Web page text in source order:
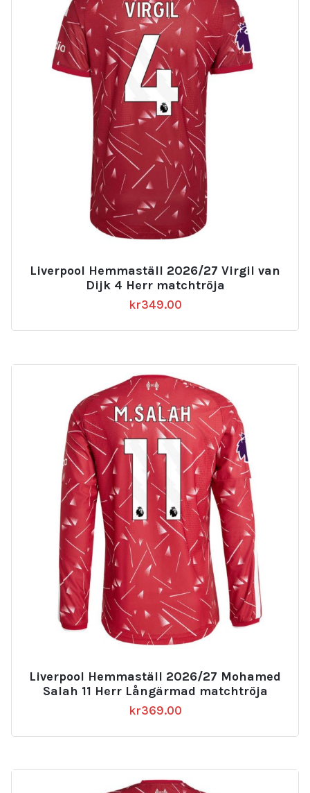
Liverpool Hemmaställ 2026/27 Virgil van
Dijk 4 Herr matchtröja
kr349.00
Liverpool Hemmaställ 2026/27 Mohamed
Salah 11 Herr Långärmad matchtröja
kr369.00